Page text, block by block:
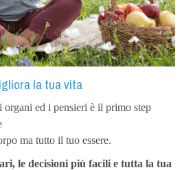
la tua vita
ed i pensieri è il primo step
ma tutto il tuo essere.
le decisioni più facili e tutta la tua